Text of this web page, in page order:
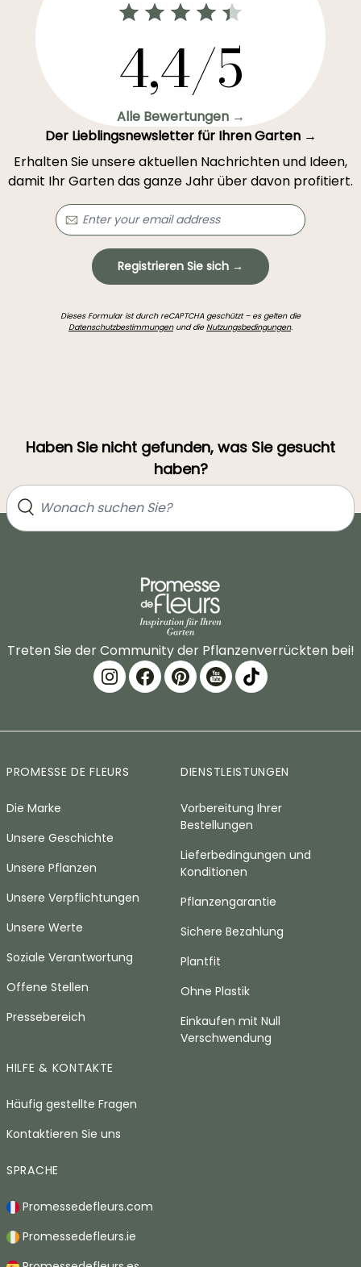
4,4/5
Alle Bewertungen →
Der Lieblingsnewsletter für Ihren Garten →
Erhalten Sie unsere aktuellen Nachrichten und Ideen,
damit Ihr Garten das ganze Jahr über davon profitiert.
Registrieren Sie sich →
Dieses Formular ist durch reCAPTCHA geschützt – es gelten die
Datenschutzbestimmungenund dieNutzungsbedingungen.
Haben Sie nicht gefunden, was Sie gesucht
haben?
Treten Sie der Community der Pflanzenverrückten bei!
PROMESSE DE FLEURS
Die Marke
Unsere Geschichte
Unsere Pflanzen
Unsere Verpflichtungen
Unsere Werte
Soziale Verantwortung
Offene Stellen
Pressebereich
DIENSTLEISTUNGEN
Vorbereitung Ihrer
Bestellungen
Lieferbedingungen und
Konditionen
Pflanzengarantie
Sichere Bezahlung
Plantfit
Ohne Plastik
Einkaufen mit Null
Verschwendung
HILFE & KONTAKTE
Häufig gestellte Fragen
Kontaktieren Sie uns
SPRACHE
Promessedefleurs.com
Promessedefleurs.ie